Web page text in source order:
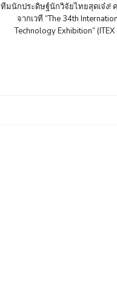
ทีมนักประดิษฐ์นักวิจัยไทยสุดเจ๋ง!
จากเวที “The 34th
Technology Exhibition”